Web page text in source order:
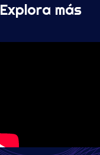
Explora más